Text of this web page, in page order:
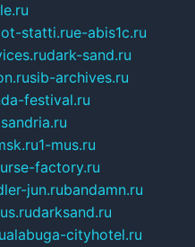
statti.rue-abis1c.ru
dark-sand.ru
sib-archives.ru
festival.ru
1-mus.ru
factory.ru
jun.rubandamn.ru
darksand.ru
alabuga-cityhotel.ru